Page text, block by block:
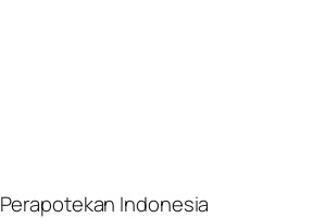
Indonesia